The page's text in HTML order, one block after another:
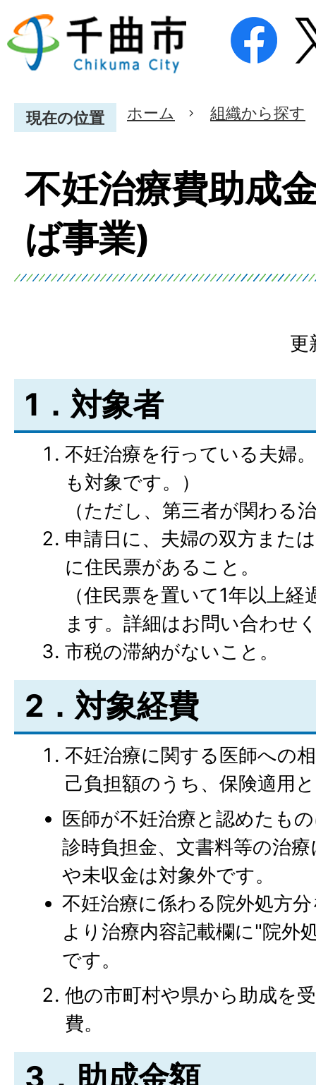
現在の位置 ホーム 組織から探す
不妊治療費助成
ば事業)
更
1．対象者
不妊治療を行っている夫婦
も対象です。）
（ただし、第三者が関わる
申請日に、夫婦の双方また
に住民票があること。
（住民票を置いて1年以上
ます。詳細はお問い合わせ
市税の滞納がないこと。
2．対象経費
不妊治療に関する医師への
己負担額のうち、保険適用
医師が不妊治療と認めたも
診時負担金、文書料等の治
や未収金は対象外です。
不妊治療に係わる院外処方
より治療内容記載欄に"院外
です。
他の市町村や県から助成を
費。